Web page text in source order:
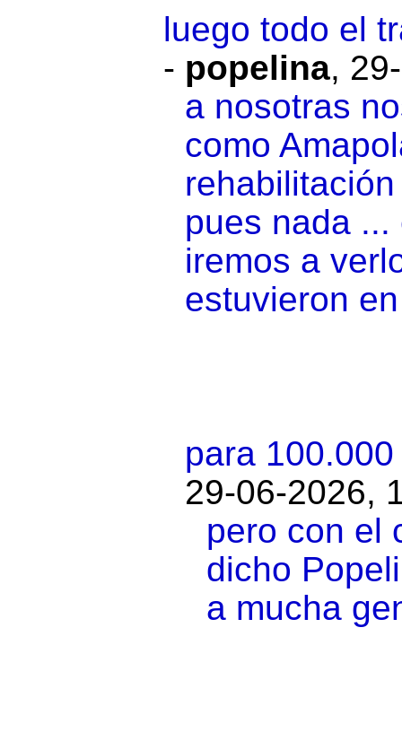
luego todo el
- popelina,
a nosotras
como
pues nada
iremos a
estuvieron
para 100.000
29-06-2026,
pero con el
dicho
a mucha